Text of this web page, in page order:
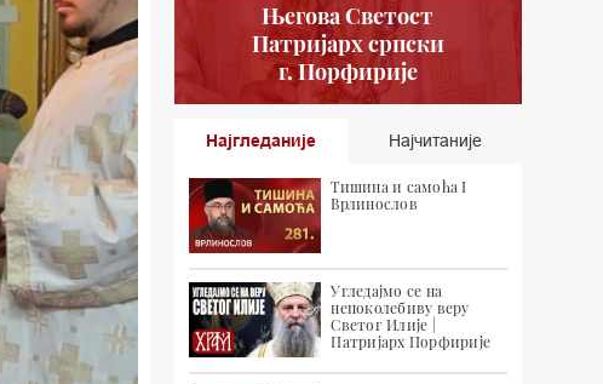
Његова Светост
Патријарх српски
г. Порфирије
Најгледаније Најчитаније
Тишина и самоћа I
Врлинослов
Угледајмо се на
непоколебиву веру
Светог Илије |
Патријарх Порфирије